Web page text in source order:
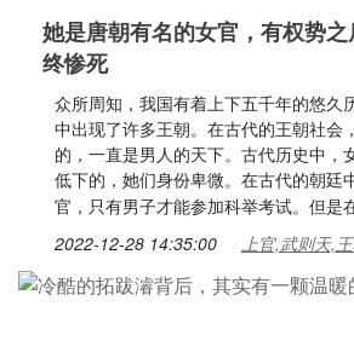
她是唐朝有名的女官，有权势
终惨死
众所周知，我国有着上下五千年的悠久
中出现了许多王朝。在古代的王朝社会
的，一直是男人的天下。古代历史中，
低下的，她们身份卑微。在古代的朝廷
官，只有男子才能参加科举考试。但是
2022-12-28 14:35:00 上官,武则天,